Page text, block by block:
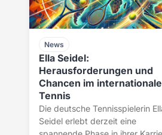
News
Ella Seidel:
Herausforderungen und
Chancen im
Tennis
Die deutsche Tennisspielerin
Seidel erlebt derzeit eine